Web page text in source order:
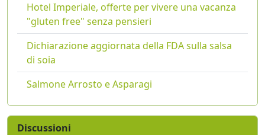
Hotel Imperiale, offerte per vivere una vacanza
"gluten free" senza pensieri
Dichiarazione aggiornata della FDA sulla salsa
di soia
Salmone Arrosto e Asparagi
Discussioni